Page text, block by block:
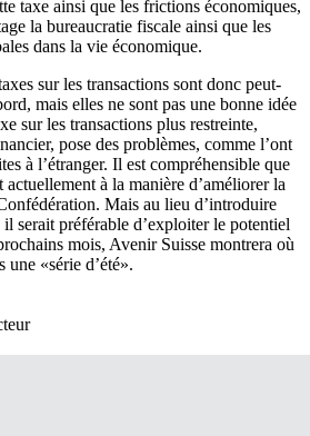
taxe ainsi que les frictions économiques,
la bureaucratie fiscale ainsi que les
dans la vie économique.
sur les transactions sont donc peut-
mais elles ne sont pas une bonne idée
sur les transactions plus restreinte,
pose des problèmes, comme l’ont
à l’étranger. Il est compréhensible que
à la manière d’améliorer la
Mais au lieu d’introduire
serait préférable d’exploiter le potentiel
mois, Avenir Suisse montrera où
une «série d’été».